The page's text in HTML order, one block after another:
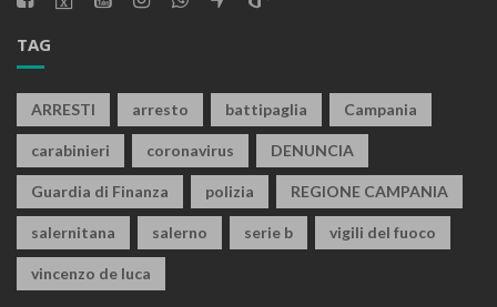
TAG
ARRESTI arresto battipaglia Campania
carabinieri coronavirus DENUNCIA
Guardia di Finanza polizia REGIONE CAMPANIA
salernitana salerno serie b vigili del fuoco
vincenzo de luca